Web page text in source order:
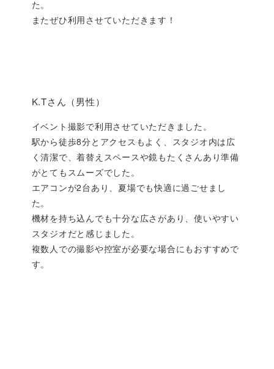
た。
またぜひ利用させていただきます！
K.Tさん（男性）
イベント撮影で利用させていただきました。
駅から徒歩8分とアクセスもよく、スタジオ内は広
く清潔で、着替えスペースや鏡もたくさんあり準備
がとてもスムーズでした。
エアコンが2台あり、夏場でも快適に過ごせまし
た。
機材を持ち込んでも十分な広さがあり、使いやすい
スタジオだと感じました。
複数人での撮影や控室が必要な場合にもおすすめで
す。